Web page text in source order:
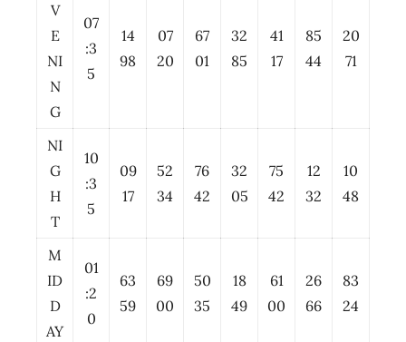
V
E
NI
N
G
07
:3
5
14
98
07
20
67
01
32
85
41
17
85
44
20
71
NI
G
H
T
10
:3
5
09
17
52
34
76
42
32
05
75
42
12
32
10
48
M
ID
D
AY
01
:2
0
63
59
69
00
50
35
18
49
61
00
26
66
83
24